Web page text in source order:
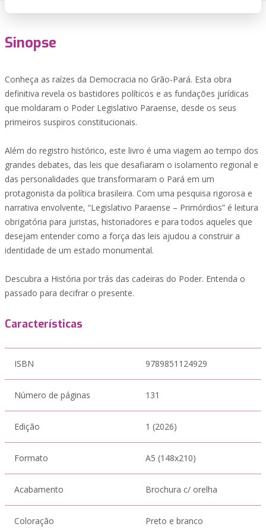
Sinopse
Conheça as raízes da Democracia no Grão-Pará. Esta obra
definitiva revela os bastidores políticos e as fundações jurídicas
que moldaram o Poder Legislativo Paraense, desde os seus
primeiros suspiros constitucionais.
Além do registro histórico, este livro é uma viagem ao tempo dos
grandes debates, das leis que desafiaram o isolamento regional e
das personalidades que transformaram o Pará em um
protagonista da política brasileira. Com uma pesquisa rigorosa e
narrativa envolvente, “Legislativo Paraense – Primórdios” é leitura
obrigatória para juristas, historiadores e para todos aqueles que
desejam entender como a força das leis ajudou a construir a
identidade de um estado monumental.
Descubra a História por trás das cadeiras do Poder. Entenda o
passado para decifrar o presente.
Características
ISBN 9789851124929
Número de páginas 131
Edição 1 (2026)
Formato A5 (148x210)
Acabamento Brochura c/ orelha
Coloração Preto e branco